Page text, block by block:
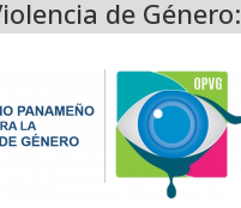
de Género: